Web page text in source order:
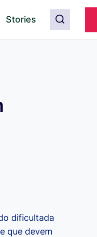
Stories
dificultada
que devem